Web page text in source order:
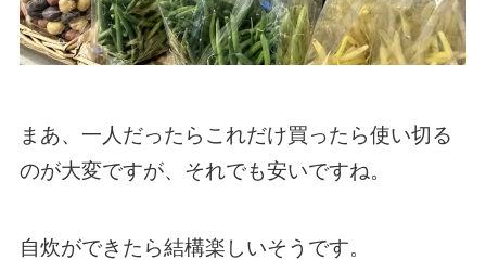
まあ、一人だったらこれだけ買ったら使い切る
のが大変ですが、それでも安いですね。
自炊ができたら結構楽しいそうです。